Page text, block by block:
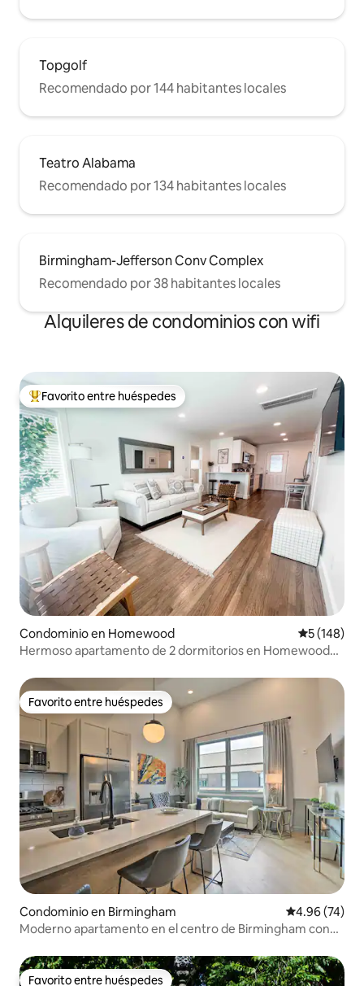
Topgolf
Recomendado por 144 habitantes locales
Teatro Alabama
Recomendado por 134 habitantes locales
Birmingham-Jefferson Conv Complex
Recomendado por 38 habitantes locales
Alquileres de condominios con wifi
De los mejores en Favorito entre huéspedes
Favorito entre huéspedes
Condominio en Homewood
5 (148)
Hermoso apartamento de 2 dormitorios en Homewood
Favorito entre huéspedes
Favorito entre huéspedes
Condominio en Birmingham Calificación
4.96 (74)
Moderno apartamento en el centro de Birmingham con
Favorito entre huéspedes